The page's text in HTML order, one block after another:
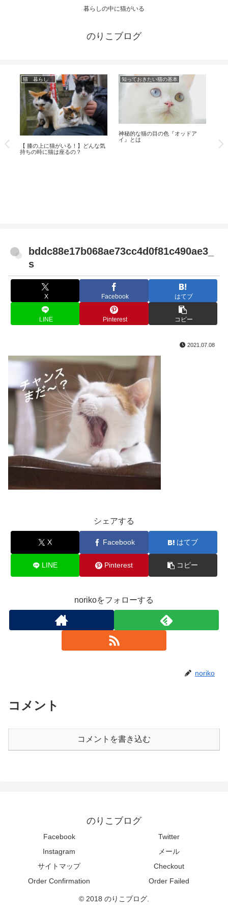
暮らしの中に猫がいる
のりこブログ
猫 暮らし
【 膝の上に猫がいる！】どんな気
持ちの時に猫は座るの？
知っておきたい猫の基本
神秘的な猫の目の色『オッドア
イ』とは
bddc88e17b068ae73cc4d0f81c490ae3_
s
X Facebook はてブ
LINE Pinterest コピー
2021.07.08
シェアする
X Facebook はてブ
LINE Pinterest コピー
norikoをフォローする
noriko
コメント
コメントを書き込む
のりこブログ
Facebook
Twitter
Instagram
メール
サイトマップ
Checkout
Order Confirmation
Order Failed
© 2018 のりこブログ.